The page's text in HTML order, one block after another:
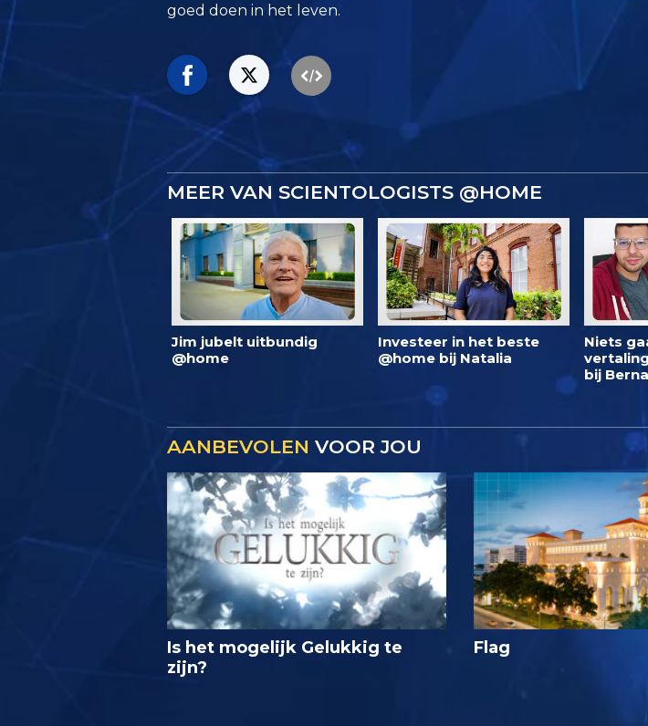
goed doen in het leven.
MEER VAN SCIENTOLOGISTS @HOME
Jim jubelt uitbundig
@home
Investeer in het beste
@home bij Natalia
Niets
bij
AANBEVOLEN VOOR JOU
Is het mogelijk Gelukkig te
zijn?
Flag